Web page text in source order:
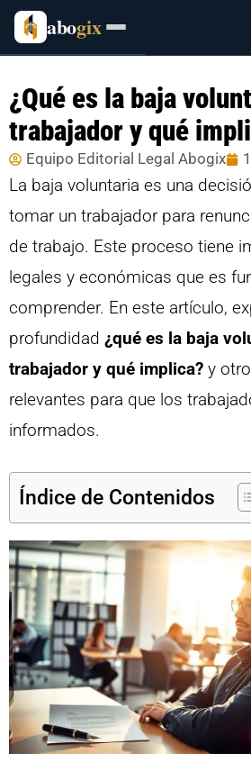
abogix
¿Qué es la baja
trabajador y qué
Equipo Editorial Legal Abogix
La baja voluntaria es una
tomar un trabajador para
de trabajo. Este proceso tiene
legales y económicas que es
comprender. En este artículo,
profundidad ¿qué es la baja
trabajador y qué implica? y
relevantes para que los
informados.
Índice de Contenidos